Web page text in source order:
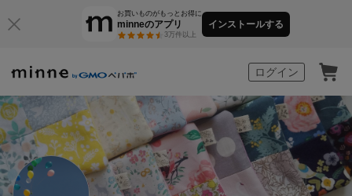
お買いものがもっとお得に
minneのアプリ
3万件以上
インストールする
ログイン